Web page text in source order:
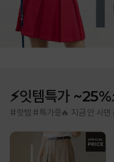
⚡잇템특가
#핫템 #특가중🔥 지금 안 사면